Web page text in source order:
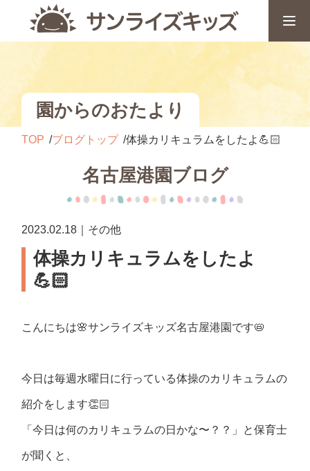
園からのおたより
TOP ブログトップ 体操カリキュラムをしたよ💪🏻
名古屋港園ブログ
2023.02.18｜その他
体操カリキュラムをしたよ
💪🏻
こんにちは🌸サンライズキッズ名古屋港園です📛
今日は毎週水曜日に行っている体操のカリキュラムの
紹介をします👏🏻
「今日は何のカリキュラムの日かな〜？？」と保育士
が聞くと、